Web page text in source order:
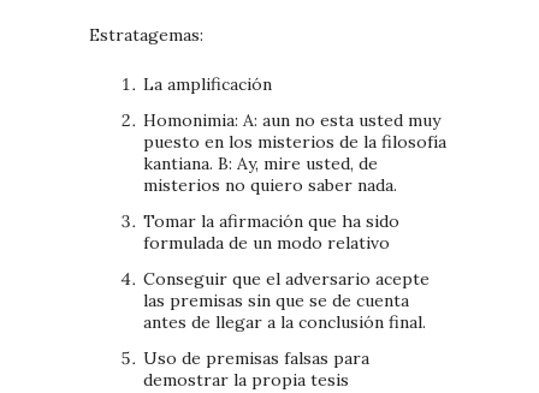
Estratagemas:
La amplificación
Homonimia: A: aun no esta usted muy
puesto en los misterios de la filosofía
kantiana. B: Ay, mire usted, de
misterios no quiero saber nada.
Tomar la afirmación que ha sido
formulada de un modo relativo
Conseguir que el adversario acepte
las premisas sin que se de cuenta
antes de llegar a la conclusión final.
Uso de premisas falsas para
demostrar la propia tesis